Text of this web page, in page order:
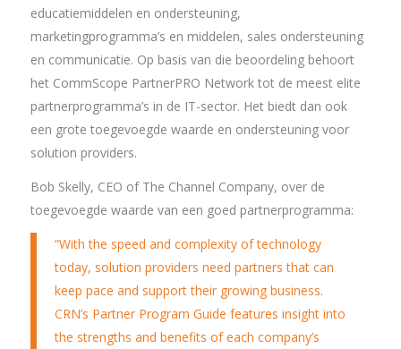
educatiemiddelen en ondersteuning,
marketingprogramma’s en middelen, sales ondersteuning
en communicatie. Op basis van die beoordeling behoort
het CommScope PartnerPRO Network tot de meest elite
partnerprogramma’s in de IT-sector. Het biedt dan ook
een grote toegevoegde waarde en ondersteuning voor
solution providers.
Bob Skelly, CEO of The Channel Company, over de
toegevoegde waarde van een goed partnerprogramma:
“With the speed and complexity of technology
today, solution providers need partners that can
keep pace and support their growing business.
CRN’s Partner Program Guide features insight into
the strengths and benefits of each company’s